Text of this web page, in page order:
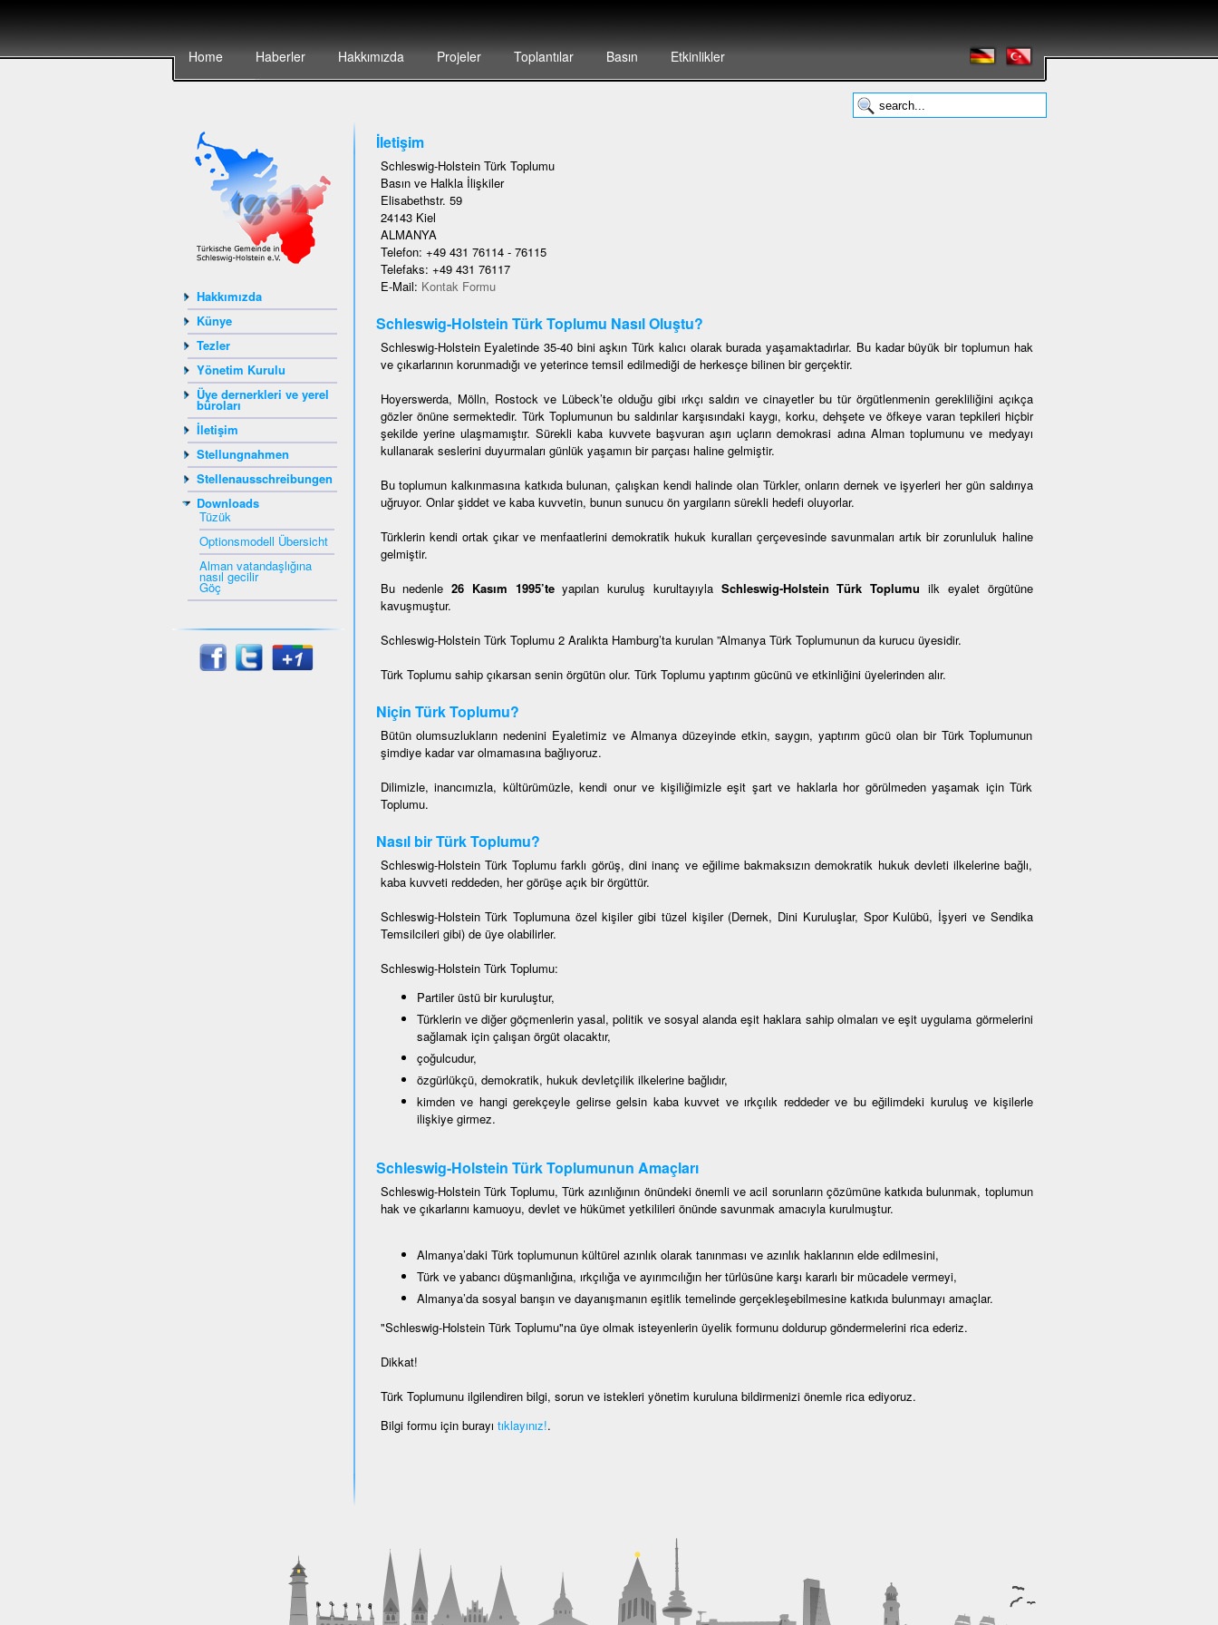
Home Haberler Hakkımızda Projeler Toplantılar Basın Etkinlikler
Hakkımızda
Künye
Tezler
Yönetim Kurulu
Üye dernerkleri ve yerel
büroları
İletişim
Stellungnahmen
Stellenausschreibungen
Downloads
Tüzük
Optionsmodell Übersicht
Alman vatandaşlığına
nasıl gecilir
Göç
İletişim
Schleswig-Holstein Türk Toplumu
Basın ve Halkla İlişkiler
Elisabethstr. 59
24143 Kiel
ALMANYA
Telefon: +49 431 76114 - 76115
Telefaks: +49 431 76117
E-Mail: Kontak Formu
Schleswig-Holstein Türk Toplumu Nasıl Oluştu?
Schleswig-Holstein Eyaletinde 35-40 bini aşkın Türk kalıcı olarak burada yaşamaktadırlar. Bu kadar büyük bir toplumun hak
ve çıkarlarının korunmadığı ve yeterince temsil edilmediği de herkesçe bilinen bir gerçektir.
Hoyerswerda, Mölln, Rostock ve Lübeck’te olduğu gibi ırkçı saldırı ve cinayetler bu tür örgütlenmenin gerekliliğini açıkça
gözler önüne sermektedir. Türk Toplumunun bu saldırılar karşısındaki kaygı, korku, dehşete ve öfkeye varan tepkileri hiçbir
şekilde yerine ulaşmamıştır. Sürekli kaba kuvvete başvuran aşırı uçların demokrasi adına Alman toplumunu ve medyayı
kullanarak seslerini duyurmaları günlük yaşamın bir parçası haline gelmiştir.
Bu toplumun kalkınmasına katkıda bulunan, çalışkan kendi halinde olan Türkler, onların dernek ve işyerleri her gün saldırıya
uğruyor. Onlar şiddet ve kaba kuvvetin, bunun sunucu ön yargıların sürekli hedefi oluyorlar.
Türklerin kendi ortak çıkar ve menfaatlerini demokratik hukuk kuralları çerçevesinde savunmaları artık bir zorunluluk haline
gelmiştir.
Bu nedenle26 Kasım 1995’teyapılan kuruluş kurultayıyla Schleswig-Holstein Türk Toplumu ilk eyalet örgütüne
kavuşmuştur.
Schleswig-Holstein Türk Toplumu 2 Aralıkta Hamburg’ta kurulan ”Almanya Türk Toplumunun da kurucu üyesidir.
Türk Toplumu sahip çıkarsan senin örgütün olur. Türk Toplumu yaptırım gücünü ve etkinliğini üyelerinden alır.
Niçin Türk Toplumu?
Bütün olumsuzlukların nedenini Eyaletimiz ve Almanya düzeyinde etkin, saygın, yaptırım gücü olan bir Türk Toplumunun
şimdiye kadar var olmamasına bağlıyoruz.
Dilimizle, inancımızla, kültürümüzle, kendi onur ve kişiliğimizle eşit şart ve haklarla hor görülmeden yaşamak için Türk
Toplumu.
Nasıl bir Türk Toplumu?
Schleswig-Holstein Türk Toplumu farklı görüş, dini inanç ve eğilime bakmaksızın demokratik hukuk devleti ilkelerine bağlı,
kaba kuvveti reddeden, her görüşe açık bir örgüttür.
Schleswig-Holstein Türk Toplumuna özel kişiler gibi tüzel kişiler (Dernek, Dini Kuruluşlar, Spor Kulübü, İşyeri ve Sendika
Temsilcileri gibi) de üye olabilirler.
Schleswig-Holstein Türk Toplumu:
Partiler üstü bir kuruluştur,
Türklerin ve diğer göçmenlerin yasal, politik ve sosyal alanda eşit haklara sahip olmaları ve eşit uygulama görmelerini
sağlamak için çalışan örgüt olacaktır,
çoğulcudur,
özgürlükçü, demokratik, hukuk devletçilik ilkelerine bağlıdır,
kimden ve hangi gerekçeyle gelirse gelsin kaba kuvvet ve ırkçılık reddeder ve bu eğilimdeki kuruluş ve kişilerle
ilişkiye girmez.
Schleswig-Holstein Türk Toplumunun Amaçları
Schleswig-Holstein Türk Toplumu, Türk azınlığının önündeki önemli ve acil sorunların çözümüne katkıda bulunmak, toplumun
hak ve çıkarlarını kamuoyu, devlet ve hükümet yetkilileri önünde savunmak amacıyla kurulmuştur.
Almanya’daki Türk toplumunun kültürel azınlık olarak tanınması ve azınlık haklarının elde edilmesini,
Türk ve yabancı düşmanlığına, ırkçılığa ve ayırımcılığın her türlüsüne karşı kararlı bir mücadele vermeyi,
Almanya’da sosyal barışın ve dayanışmanın eşitlik temelinde gerçekleşebilmesine katkıda bulunmayı amaçlar.
"Schleswig-Holstein Türk Toplumu"na üye olmak isteyenlerin üyelik formunu doldurup göndermelerini rica ederiz.
Dikkat!
Türk Toplumunu ilgilendiren bilgi, sorun ve istekleri yönetim kuruluna bildirmenizi önemle rica ediyoruz.
Bilgi formu için burayı tıklayınız!.